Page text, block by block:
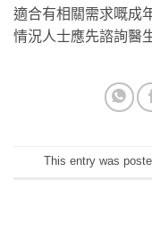
適合有相關需求嘅成
情況人士應先諮詢醫
This entry was